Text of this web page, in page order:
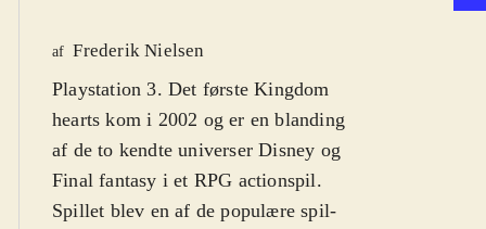
af Frederik Nielsen
Playstation 3. Det første Kingdom
hearts kom i 2002 og er en blanding
af de to kendte universer Disney og
Final fantasy i et RPG actionspil.
Spillet blev en af de populære spil-